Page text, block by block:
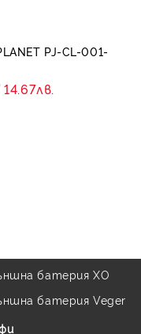
PJ-CL-001-
14.67лв.
батерия XO
батерия Veger